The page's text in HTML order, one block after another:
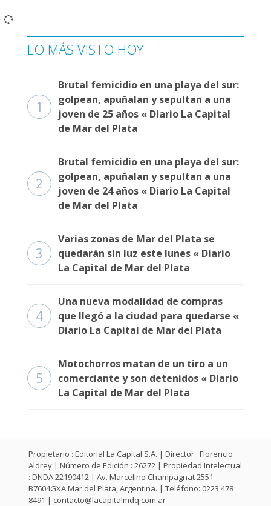
LO MÁS VISTO HOY
1
Brutal femicidio en una playa del sur:
golpean, apuñalan y sepultan a una
joven de 25 años « Diario La Capital
de Mar del Plata
2
Brutal femicidio en una playa del sur:
golpean, apuñalan y sepultan a una
joven de 24 años « Diario La Capital
de Mar del Plata
3
Varias zonas de Mar del Plata se
quedarán sin luz este lunes « Diario
La Capital de Mar del Plata
4
Una nueva modalidad de compras
que llegó a la ciudad para quedarse «
Diario La Capital de Mar del Plata
5
Motochorros matan de un tiro a un
comerciante y son detenidos « Diario
La Capital de Mar del Plata
Propietario : Editorial La Capital S.A. | Director : Florencio
Aldrey | Número de Edición : 26272 | Propiedad Intelectual
: DNDA 22190412 | Av. Marcelino Champagnat 2551
B7604GXA Mar del Plata, Argentina. | Teléfono: 0223 478
8491 | contacto@lacapitalmdq.com.ar